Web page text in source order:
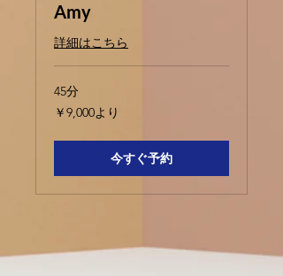
Amy
詳細はこちら
45分
9,000
円
り
￥9,000より
今すぐ予約